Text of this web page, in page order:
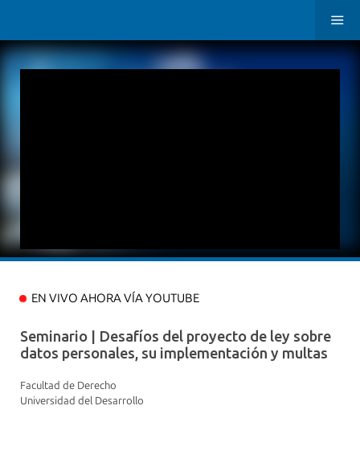
EN VIVO AHORA VÍA YOUTUBE
Seminario | Desafíos del proyecto de ley sobre
datos personales, su implementación y multas
Facultad de Derecho
Universidad del Desarrollo